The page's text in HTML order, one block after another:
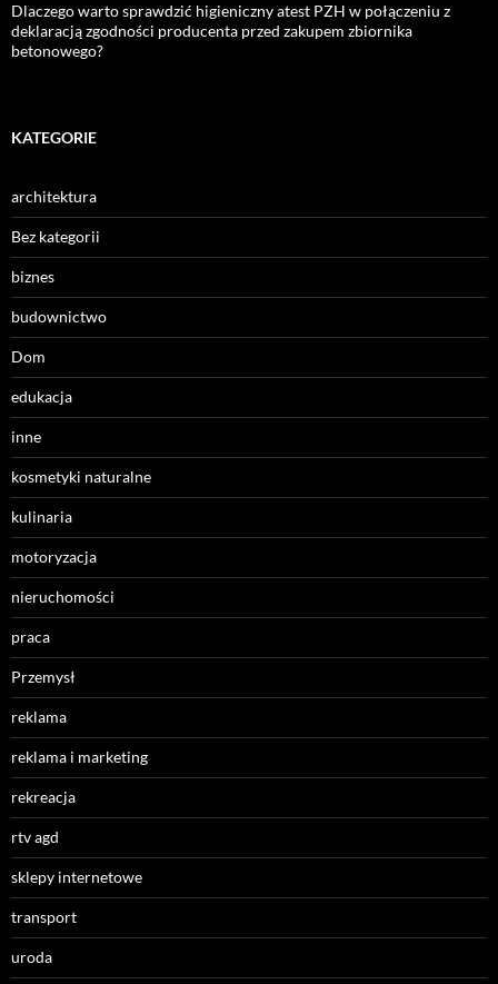
Dlaczego warto sprawdzić higieniczny atest PZH w połączeniu z
deklaracją zgodności producenta przed zakupem zbiornika
betonowego?
KATEGORIE
architektura
Bez kategorii
biznes
budownictwo
Dom
edukacja
inne
kosmetyki naturalne
kulinaria
motoryzacja
nieruchomości
praca
Przemysł
reklama
reklama i marketing
rekreacja
rtv agd
sklepy internetowe
transport
uroda